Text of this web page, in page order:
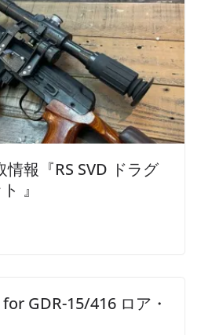
報『RS SVD ドラグ
』
GDR-15/416 ロア・